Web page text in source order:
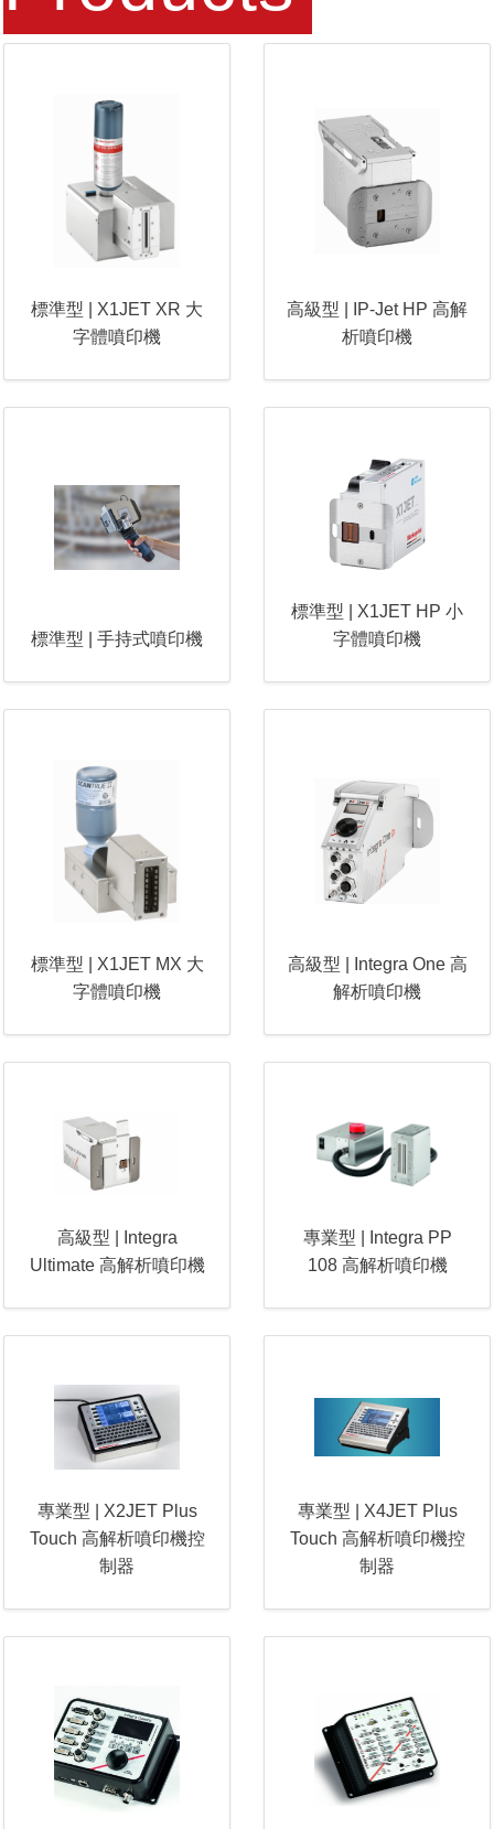
標準型 | X1JET XR 大
字體噴印機
高級型 | IP-Jet HP 高解
析噴印機
標準型 | 手持式噴印機
標準型 | X1JET HP 小
字體噴印機
標準型 | X1JET MX 大
字體噴印機
高級型 | Integra One 高
解析噴印機
高級型 | Integra
Ultimate 高解析噴印機
專業型 | Integra PP
108 高解析噴印機
專業型 | X2JET Plus
Touch 高解析噴印機控
制器
專業型 | X4JET Plus
Touch 高解析噴印機控
制器